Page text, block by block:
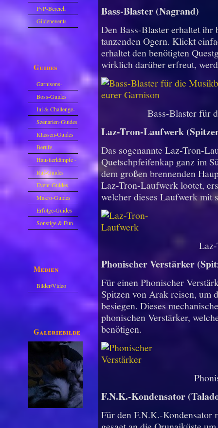
PvP-Bereich
Gildenevents
Guides
Garnisons-
Guides
Boss-Guides
Ini & Challenge-
Guides
Szenarien-Guides
Klassen-Guides
Berufe,
Farmkarten und
Haustiere
Haustierkämpfe -
Guide
Ruf-Guides
Event-Guides
Makro-Guides
Erfolge-Guides
Sonstige & Fun-
Medien
Bilder/Video
Galeriebilder
Bass-Blaster (Nagrand)
Den Bass-Blaster erhaltet
tanzenden Ogern. Klickt
erhaltet den benötigten
wirklich darüber erfreut,
Bass-Blaster für
Laz-Tron-Laufwerk
Das sogenannte Laz-Tron-
Quetschpfeifenkap ganz im
dem großen brennenden
Laz-Tron-Laufwerk lootet,
welcher dieses Laufwerk mit
Phonischer Verstärker
Für einen Phonischer
Spitzen von Arak reisen, um
besiegen. Dieses
phonischen Verstärker,
benötigen.
F.N.K.-Kondensator
Für den F.N.K.-Kondensator